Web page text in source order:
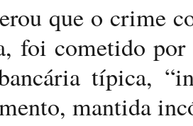
que o crime
foi cometido por
típica,
mantida